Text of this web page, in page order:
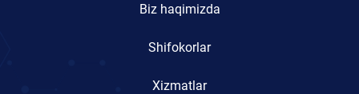
Biz haqimizda
Shifokorlar
Xizmatlar